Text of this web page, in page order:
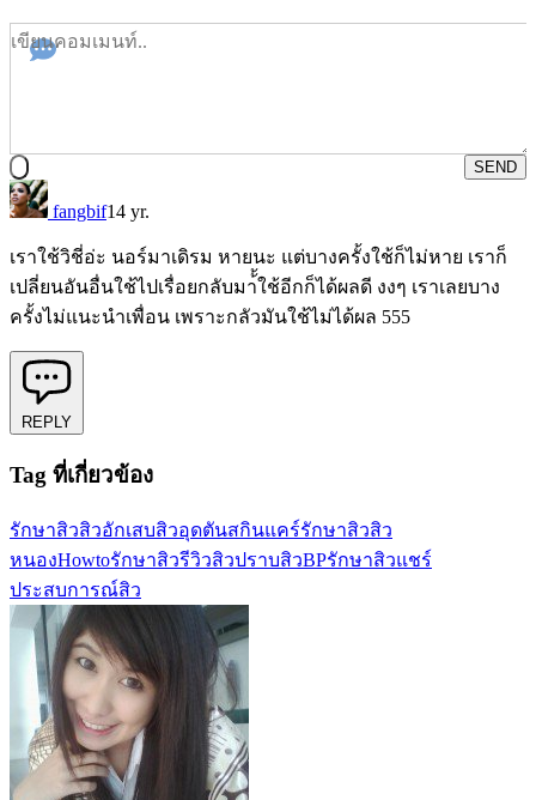
SEND
fangbif14 yr.
เราใช้วิชี่อ่ะ นอร์มาเดิรม หายนะ แต่บางครั้งใช้ก็ไม่หาย เราก็
เปลี่ยนอันอื่นใช้ไปเรื่อยกลับมา้้ใช้อีกก็ได้ผลดี งงๆ เราเลยบาง
ครั้งไม่แนะนำเพื่อน เพราะกลัวมันใช้ไม่ได้ผล 555
REPLY
Tag ที่เกี่ยวข้อง
รักษาสิวสิวอักเสบสิวอุดตันสกินแคร์รักษาสิวสิว
หนองHowtoรักษาสิวรีวิวสิวปราบสิวBPรักษาสิวแชร์
ประสบการณ์สิว